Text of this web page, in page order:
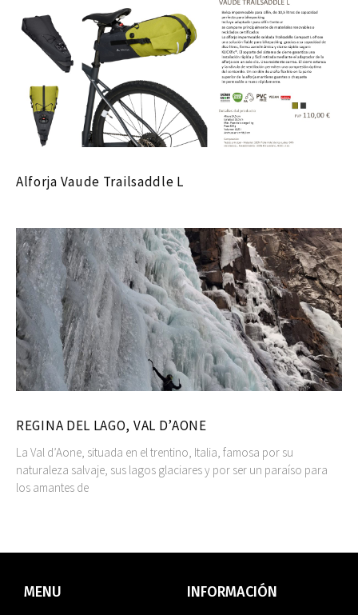
Alforja Vaude Trailsaddle L
REGINA DEL LAGO, VAL D’AONE
La Val d’Aone, situada en el trentino, Italia, famosa por su
naturaleza salvaje, sus lagos glaciares y por ser un paraíso para
los amantes de
MENU INFORMACIÓN